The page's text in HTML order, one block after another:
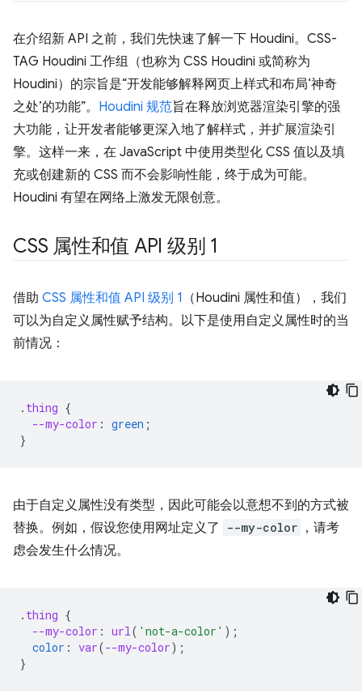
在介绍新 API 之前，我们先快速了解一下 Houdini。CSS-
TAG Houdini 工作组（也称为 CSS Houdini 或简称为
Houdini）的宗旨是“开发能够解释网页上样式和布局‘神奇
之处’的功能”。 Houdini 规范旨在释放浏览器渲染引擎的强
大功能，让开发者能够更深入地了解样式，并扩展渲染引
擎。这样一来，在 JavaScript 中使用类型化 CSS 值以及填
充或创建新的 CSS 而不会影响性能，终于成为可能。
Houdini 有望在网络上激发无限创意。
CSS 属性和值 API 级别 1
借助 CSS 属性和值 API 级别 1 （Houdini 属性和值），我们
可以为自定义属性赋予结构。以下是使用自定义属性时的当
前情况：
. thing {
--my-color : green ;
}
由于自定义属性没有类型，因此可能会以意想不到的方式被
替换。例如，假设您使用网址定义了
--my-color ，请考
虑会发生什么情况。
. thing {
--my-color : url( 'not-a-color' );
color : var(--my-color);
}